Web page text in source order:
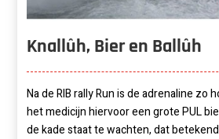
Knallûh, Bier en Ballûh
Na de RIB rally Run is de adrenaline zo
het medicijn hiervoor een grote PUL
de kade staat te wachten, dat